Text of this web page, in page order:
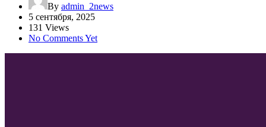
By admin_2news
5 сентября, 2025
131 Views
No Comments Yet